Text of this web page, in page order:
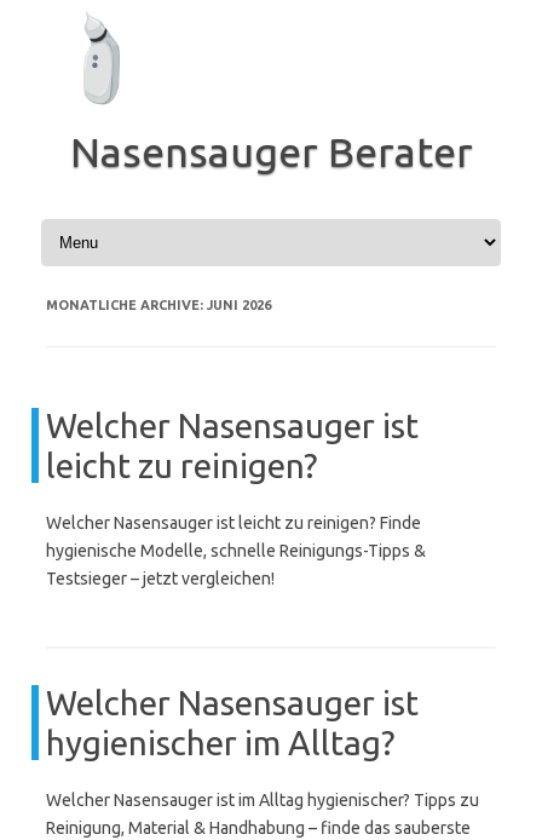
springen
Nasensauger Berater
MONATLICHE ARCHIVE: JUNI 2026
Welcher Nasensauger ist
leicht zu reinigen?
Welcher Nasensauger ist leicht zu reinigen? Finde
hygienische Modelle, schnelle Reinigungs-Tipps &
Testsieger – jetzt vergleichen!
Welcher Nasensauger ist
hygienischer im Alltag?
Welcher Nasensauger ist im Alltag hygienischer? Tipps zu
Reinigung, Material & Handhabung – finde das sauberste